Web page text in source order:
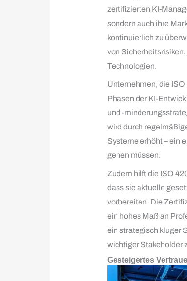
zertifizierten KI-
sondern auch ihre
kontinuierlich zu
von
Technologien.
Unternehmen, die
Phasen der KI-
und -
wird durch
Systeme erhöht – ein
gehen müssen.
Zudem hilft die ISO
dass sie aktuelle
vorbereiten. Die
ein hohes Maß an
ein strategisch kluger
wichtiger Stakeholder
Gesteigertes